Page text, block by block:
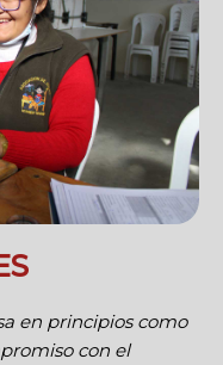
en principios como
con el